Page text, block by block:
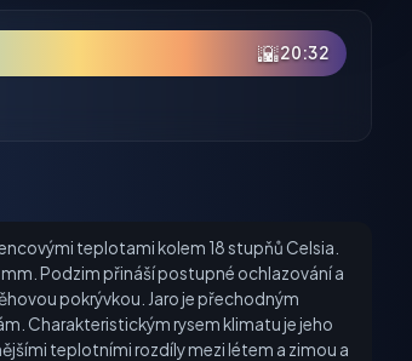
🌇20:32
teplotami kolem 18 stupňů Celsia.
Podzim přináší postupné ochlazování a
pokrývkou. Jaro je přechodným
Charakteristickým rysem klimatu je jeho
teplotními rozdíly mezi létem a zimou a